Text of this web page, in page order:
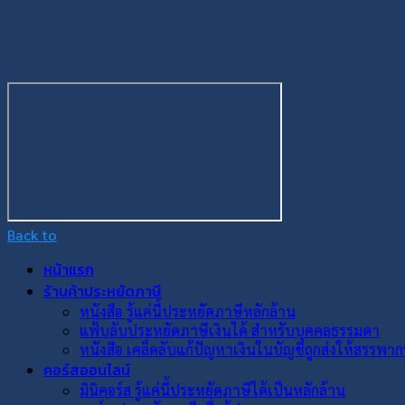
Back to
หน้าแรก
ร้านค้าประหยัดภาษี
หนังสือ รู้แค่นี้ประหยัดภาษีหลักล้าน
แฟ้บลับประหยัดภาษีเงินได้ สำหรับบุคคลธรรมดา
หนังสือ เคล็ดลับแก้ปัญหาเงินในบัญชีถูกส่งให้สรรพาก
คอร์สออนไลน์
มินิคอร์ส รู้แค่นี้ประหยัดภาษีได้เป็นหลักล้าน